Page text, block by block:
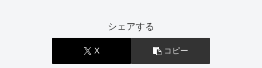
シェアする
X コピー